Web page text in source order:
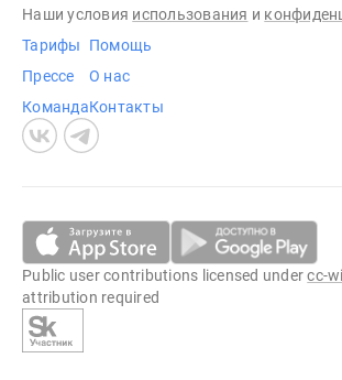
Наши условия использования и
Тарифы
Прессе
Команда
Помощь
О нас
Контакты
Public user contributions licensed undercc-
attribution required